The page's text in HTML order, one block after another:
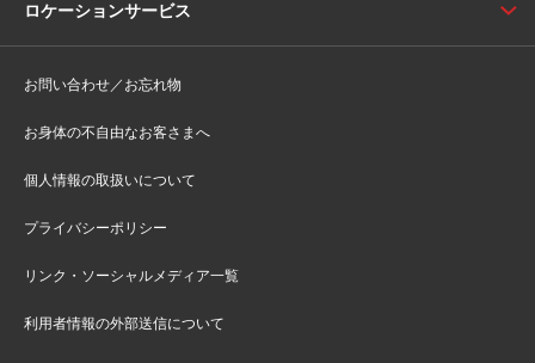
ロケーションサービス
お問い合わせ／お忘れ物
お身体の不自由なお客さまへ
個人情報の取扱いについて
プライバシーポリシー
リンク・ソーシャルメディア一覧
利用者情報の外部送信について